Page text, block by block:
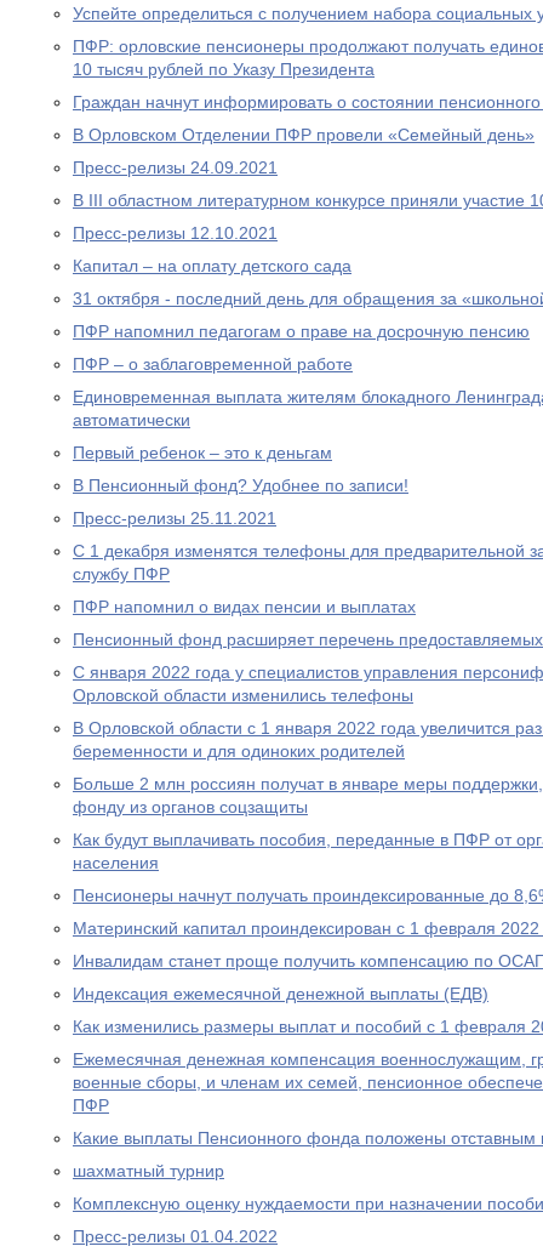
Успейте определиться с получением набора социальных
ПФР: орловские пенсионеры продолжают получать
10 тысяч рублей по Указу Президента
Граждан начнут информировать о состоянии
В Орловском Отделении ПФР провели «Семейный день»
Пресс-релизы 24.09.2021
В III областном литературном конкурсе приняли участие
Пресс-релизы 12.10.2021
Капитал – на оплату детского сада
31 октября - последний день для обращения за
ПФР напомнил педагогам о праве на досрочную пенсию
ПФР – о заблаговременной работе
Единовременная выплата жителям блокадного
автоматически
Первый ребенок – это к деньгам
В Пенсионный фонд? Удобнее по записи!
Пресс-релизы 25.11.2021
С 1 декабря изменятся телефоны для предварительной
службу ПФР
ПФР напомнил о видах пенсии и выплатах
Пенсионный фонд расширяет перечень
С января 2022 года у специалистов управления
Орловской области изменились телефоны
В Орловской области с 1 января 2022 года увеличится
беременности и для одиноких родителей
Больше 2 млн россиян получат в январе меры
фонду из органов соцзащиты
Как будут выплачивать пособия, переданные в ПФР от
населения
Пенсионеры начнут получать проиндексированные до
Материнский капитал проиндексирован с 1 февраля 2022
Инвалидам станет проще получить компенсацию по
Индексация ежемесячной денежной выплаты (ЕДВ)
Как изменились размеры выплат и пособий с 1 февраля
Ежемесячная денежная компенсация военнослужащим,
военные сборы, и членам их семей, пенсионное
ПФР
Какие выплаты Пенсионного фонда положены
шахматный турнир
Комплексную оценку нуждаемости при назначении
Пресс-релизы 01.04.2022